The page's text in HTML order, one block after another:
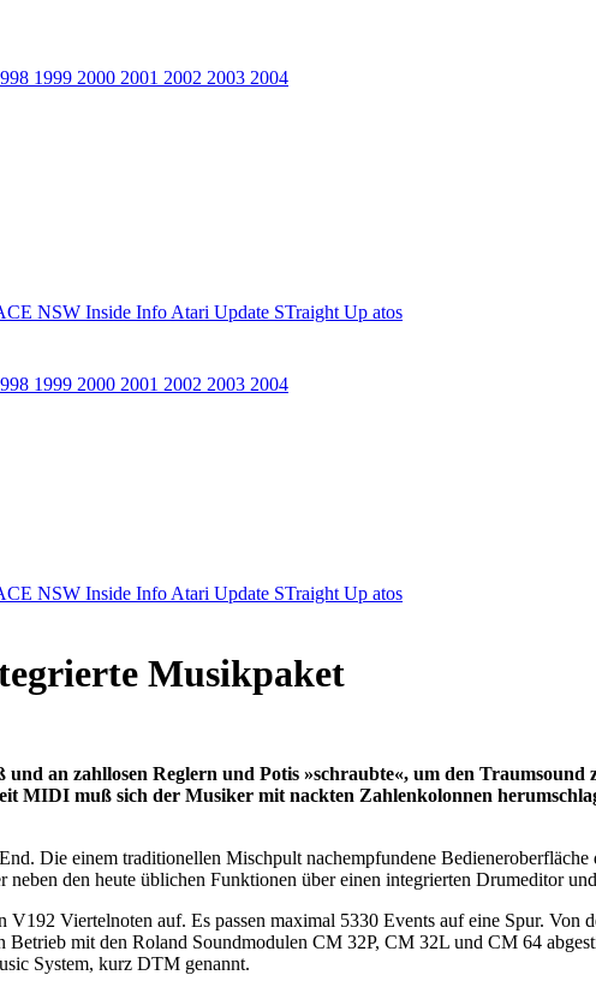
1999 2000 2001 2002 2003 2004
NSW Inside Info Atari Update STraight Up atos
1999 2000 2001 2002 2003 2004
NSW Inside Info Atari Update STraight Up atos
Musikpaket
an zahllosen Reglern und Potis »schraubte«, um den
MIDI muß sich der Musiker mit nackten Zahlenkolonnen
Die einem traditionellen Mischpult nachempfundene Bedieneroberfläche
neben den heute üblichen Funktionen über einen integrierten Drumeditor
Viertelnoten auf. Es passen maximal 5330 Events auf eine Spur. Von
mit den Roland Soundmodulen CM 32P, CM 32L und CM 64
System, kurz DTM genannt.